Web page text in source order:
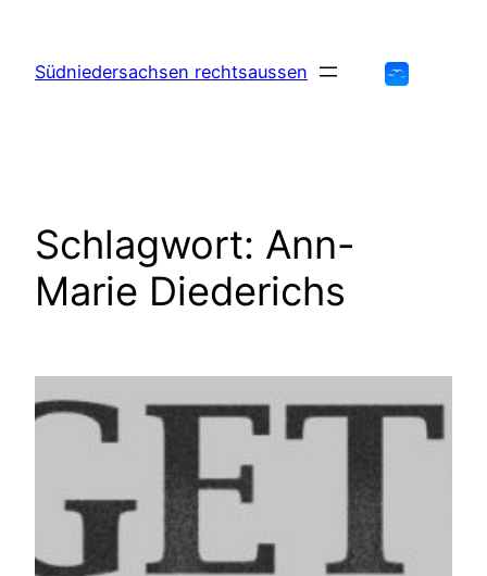
springen
Südniedersachsen rechtsaussen
Schlagwort: Ann-
Marie Diederichs